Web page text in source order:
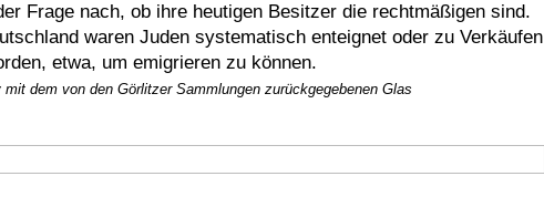
Frage nach, ob ihre heutigen Besitzer die rechtmäßigen sind.
waren Juden systematisch enteignet oder zu Verkäufen
etwa, um emigrieren zu können.
dem von den Görlitzer Sammlungen zurückgegebenen Glas